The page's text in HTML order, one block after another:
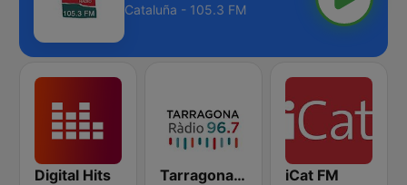
Cataluña - 105.3 FM
Digital Hits Tarragona Ràdio iCat FM